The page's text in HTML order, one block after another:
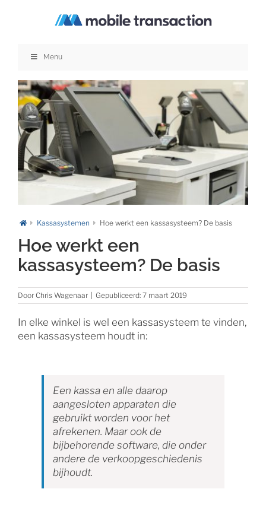
Menu
Kassasystemen Hoe werkt een kassasysteem? De basis
Hoe werkt een
kassasysteem? De basis
Door Chris Wagenaar Gepubliceerd: 7 maart 2019
In elke winkel is wel een kassasysteem te vinden,
een kassasysteem houdt in:
Een kassa en alle daarop
aangesloten apparaten die
gebruikt worden voor het
afrekenen. Maar ook de
bijbehorende software, die onder
andere de verkoopgeschiedenis
bijhoudt.